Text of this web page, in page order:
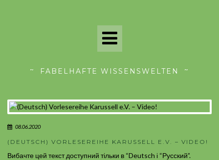
Toggle
Navigation
FABELHAFTE WISSENSWELTEN
08.06.2020
(DEUTSCH) VORLESEREIHE KARUSSELL E.V. – VIDEO!
Вибачте цей текст доступний тільки в “Deutsch і “Русский”.